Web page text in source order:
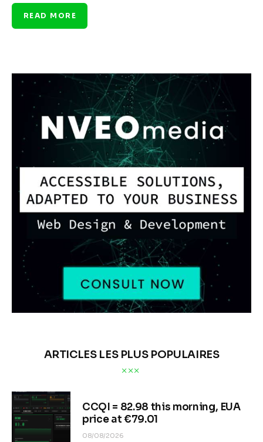
READ MORE
ARTICLES LES PLUS POPULAIRES
CCQI = 82.98 this morning, EUA
price at €79.01
08/08/2026